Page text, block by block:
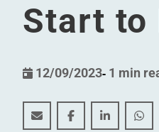
Start to
12/09/2023- 1 min
Start to Build event in
Start to Build
Start to